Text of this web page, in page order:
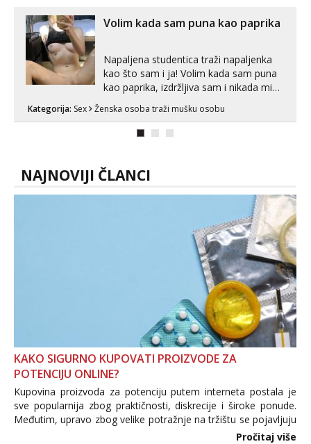
autentičnosti možeš me vidjeti na
videopozivu. 😉 S vama sam vec 5 ...
Volim kada sam puna kao paprika
Napaljena studentica traži napaljenka
kao što sam i ja! Volim kada sam puna
kao paprika, izdržljiva sam i nikada mi
puta dnevno bilo kad i bilo gdje zato se
javi što prije da me isprobaš Klikni na
Kategorija: Sex Ženska osoba traži mušku osobu
NAJNOVIJI ČLANCI
KAKO SIGURNO KUPOVATI PROIZVODE ZA
POTENCIJU ONLINE?
Kupovina proizvoda za potenciju putem interneta postala je
sve popularnija zbog praktičnosti, diskrecije i široke ponude.
Međutim, upravo zbog velike potražnje na tržištu se pojavljuju
i brojni krivotvoreni proizvodi, nepouzdane internetske
Pročitaj više